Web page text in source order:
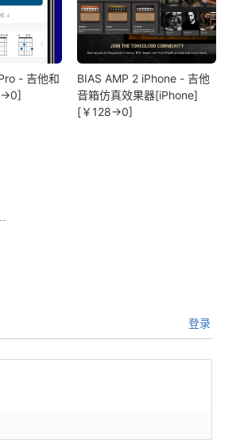
- 吉他和
BIAS AMP 2 iPhone - 吉他
音箱仿真效果器[iPhone]
[￥128→0]
登录